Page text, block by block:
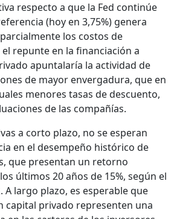
respecto a que la Fed continúe
(hoy en 3,75%) genera
los costos de
repunte en la financiación a
apuntalaría la actividad de
de mayor envergadura, que en
menores tasas de descuento,
de las compañías.
a corto plazo, no se esperan
en el desempeño histórico de
que presentan un retorno
últimos 20 años de 15%, según el
A largo plazo, es esperable que
capital privado representen una